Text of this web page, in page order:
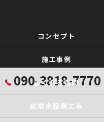
090-3818-7770
コンセプト
施工事例
よくある質問
給排水設備工事